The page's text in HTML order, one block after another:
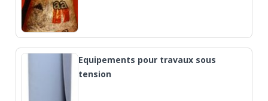
Equipements pour travaux sous
tension